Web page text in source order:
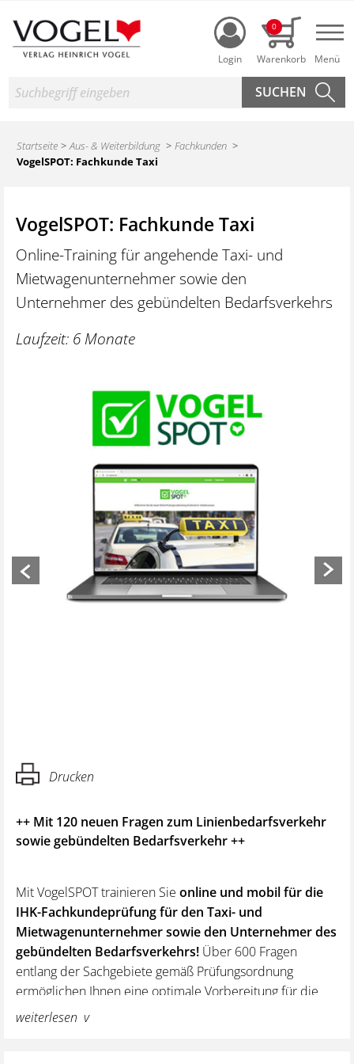
Login
0
Suche
Startseite Aus- & Weiterbildung
Fachkunden
VogelSPOT: Fachkunde Taxi
VogelSPOT: Fachkunde Taxi
Online-Training für angehende Taxi- und
Mietwagenunternehmer sowie den
Unternehmer des gebündelten Bedarfsverkehrs
Laufzeit: 6 Monate
Previous Next
Drucken
++ Mit 120 neuen Fragen zum Linienbedarfsverkehr
sowie gebündelten Bedarfsverkehr ++
Mit VogelSPOT trainieren Sie online und mobil für die
IHK-Fachkundeprüfung für den Taxi- und
Mietwagenunternehmer sowie den Unternehmer des
gebündelten Bedarfsverkehrs! Über 600 Fragen
entlang der Sachgebiete gemäß Prüfungsordnung
ermöglichen Ihnen eine optimale Vorbereitung für die
IHK-Prüfung.
weiterlesen